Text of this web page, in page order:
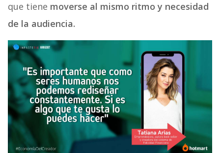
que tiene moverse al mismo ritmo y necesidad
de la audiencia.